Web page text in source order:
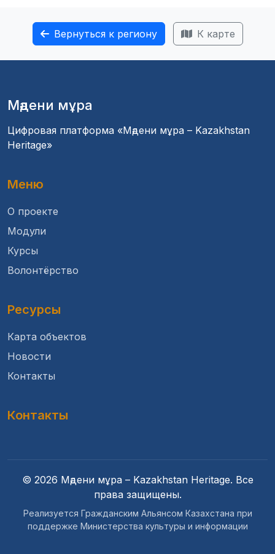
Вернуться к региону К карте
Мәдени мұра
Цифровая платформа «Мәдени мұра – Kazakhstan
Heritage»
Меню
О проекте
Модули
Курсы
Волонтёрство
Ресурсы
Карта объектов
Новости
Контакты
Контакты
© 2026 Мәдени мұра – Kazakhstan Heritage. Все
права защищены.
Реализуется Гражданским Альянсом Казахстана при
поддержке Министерства культуры и информации